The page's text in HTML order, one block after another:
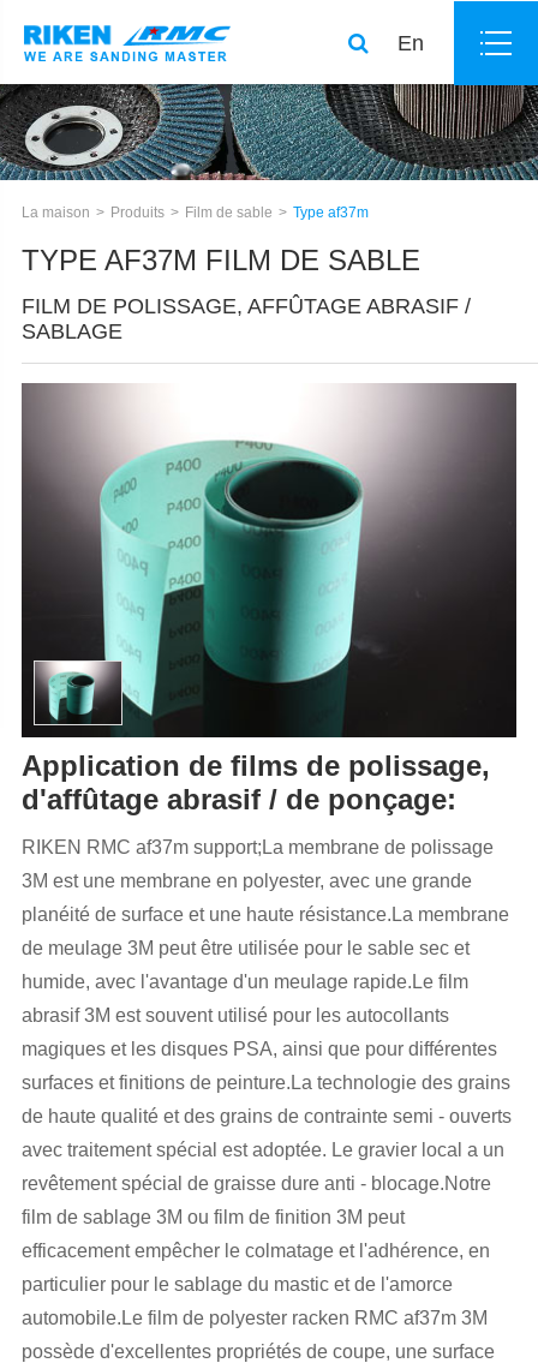
En
La maison Produits Film de sable Type af37m
TYPE AF37M FILM DE SABLE
FILM DE POLISSAGE, AFFÛTAGE ABRASIF /
SABLAGE
Application de films de polissage,
d'affûtage abrasif / de ponçage:
RIKEN RMC af37m support;La membrane de polissage
3M est une membrane en polyester, avec une grande
planéité de surface et une haute résistance.La membrane
de meulage 3M peut être utilisée pour le sable sec et
humide, avec l'avantage d'un meulage rapide.Le film
abrasif 3M est souvent utilisé pour les autocollants
magiques et les disques PSA, ainsi que pour différentes
surfaces et finitions de peinture.La technologie des grains
de haute qualité et des grains de contrainte semi - ouverts
avec traitement spécial est adoptée. Le gravier local a un
revêtement spécial de graisse dure anti - blocage.Notre
film de sablage 3M ou film de finition 3M peut
efficacement empêcher le colmatage et l'adhérence, en
particulier pour le sablage du mastic et de l'amorce
automobile.Le film de polyester racken RMC af37m 3M
possède d'excellentes propriétés de coupe, une surface